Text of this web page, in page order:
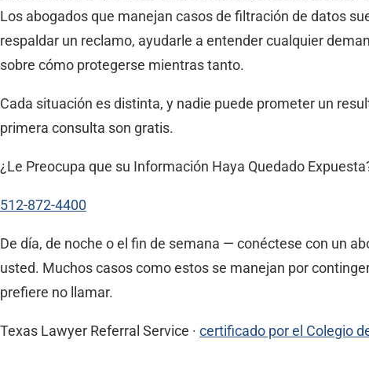
Los abogados que manejan casos de filtración de datos
respaldar un reclamo, ayudarle a entender cualquier
sobre cómo protegerse mientras tanto.
Cada situación es distinta, y nadie puede prometer un
primera consulta son gratis.
¿Le Preocupa que su Información Haya Quedado
512-872-4400
De día, de noche o el fin de semana — conéctese con un
usted. Muchos casos como estos se manejan por
prefiere no llamar.
Texas Lawyer Referral Service · certificado por el Colegio